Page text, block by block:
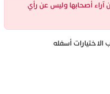
آراء أصحابها وليس عن رأي
أسفله